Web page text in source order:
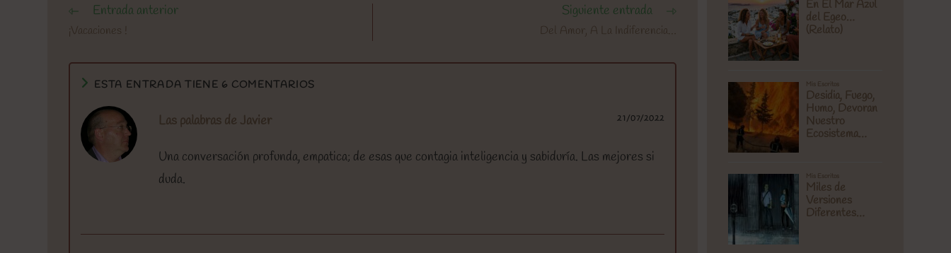
Leer
artículos
Entrada anterior
¡Vacaciones !
Siguiente entrada
Del Amor, A La Indiferencia…
ESTA ENTRADA TIENE 6 COMENTARIOS
Las palabras de Javier 21/07/2022
Una conversación profunda, empatica; de esas que contagia inteligencia y sabiduría. Las mejores si
duda.